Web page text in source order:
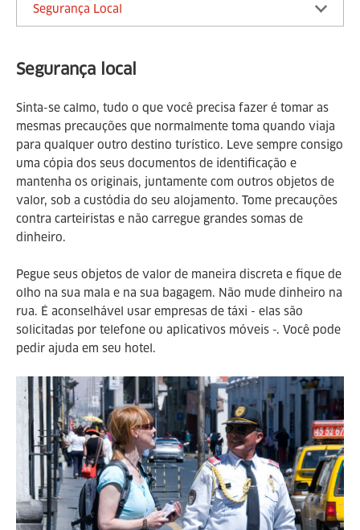
Segurança Local
Segurança local
Sinta-se calmo, tudo o que você precisa fazer é tomar as
mesmas precauções que normalmente toma quando viaja
para qualquer outro destino turístico. Leve sempre consigo
uma cópia dos seus documentos de identificação e
mantenha os originais, juntamente com outros objetos de
valor, sob a custódia do seu alojamento. Tome precauções
contra carteiristas e não carregue grandes somas de
dinheiro.
Pegue seus objetos de valor de maneira discreta e fique de
olho na sua mala e na sua bagagem. Não mude dinheiro na
rua. É aconselhável usar empresas de táxi - elas são
solicitadas por telefone ou aplicativos móveis -. Você pode
pedir ajuda em seu hotel.